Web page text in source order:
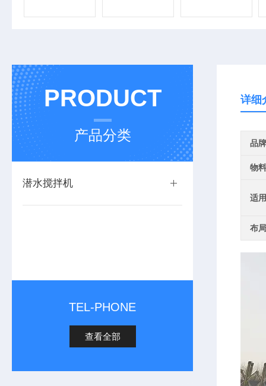
PRODUCT
产品分类
潜水搅拌机
TEL-PHONE
查看全部
详细
品牌
物
适
布